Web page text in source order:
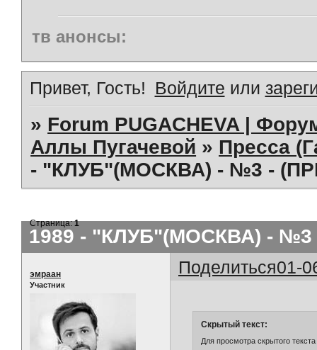
тв анонсы:
Привет, Гость! Войдите или
» Forum PUGACHEVA |
Аллы Пугачевой » Пресса
- "КЛУБ"(МОСКВА) - №3 -
1989 - "КЛУБ"(МОСКВА) -
Страница:1
Поделиться01-
эмраан
Участник
Скрытый текст:
Для просмотра скрытого